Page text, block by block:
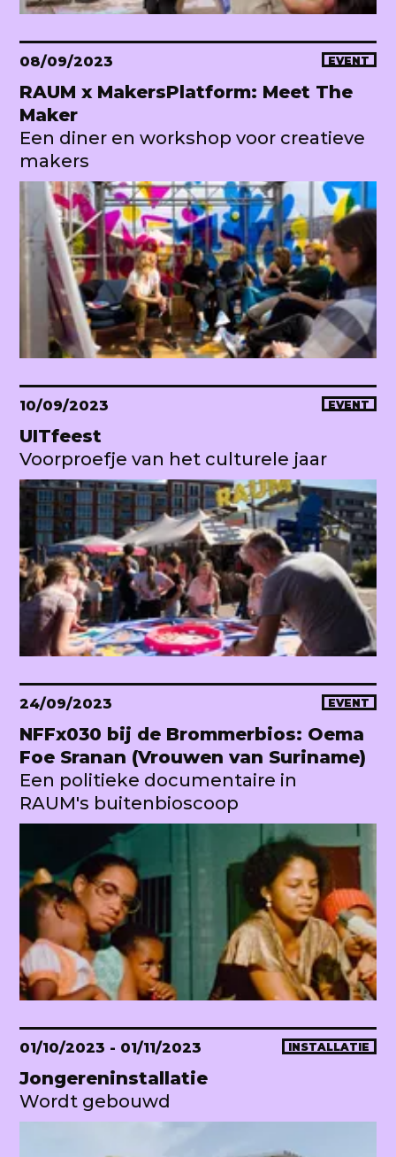
08/09/2023 EVENT
RAUM x MakersPlatform: Meet The
Maker
Een diner en workshop voor creatieve
makers
10/09/2023 EVENT
UITfeest
Voorproefje van het culturele jaar
24/09/2023 EVENT
NFFx030 bij de Brommerbios: Oema
Foe Sranan (Vrouwen van Suriname)
Een politieke documentaire in
RAUM's buitenbioscoop
01/10/2023 - 01/11/2023 INSTALLATIE
Jongereninstallatie
Wordt gebouwd